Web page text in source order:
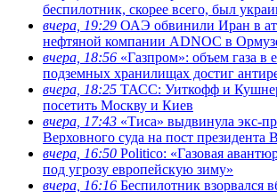
беспилотник, скорее всего, был
вчера, 19:29 ОАЭ обвинили Иран в
нефтяной компании ADNOC в
вчера, 18:56 «Газпром»: объем газа в
подземных хранилищах достиг
вчера, 18:25 ТАСС: Уиткофф и
посетить Москву и Киев
вчера, 17:43 «Тиса» выдвинула экс-
Верховного суда на пост президента
вчера, 16:50 Politico: «Газовая
под угрозу европейскую зиму»
вчера, 16:16 Беспилотник взорвался